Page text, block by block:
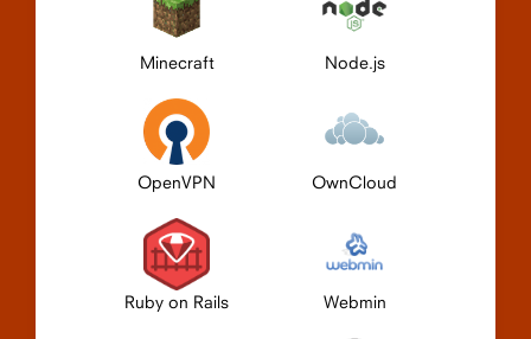
Minecraft Node.js
OpenVPN OwnCloud
Ruby on Rails Webmin